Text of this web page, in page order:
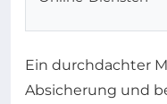
Ein durchdachter
Absicherung und